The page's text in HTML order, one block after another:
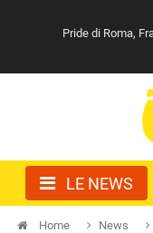
Pride di Roma,
LE NEWS
Home News